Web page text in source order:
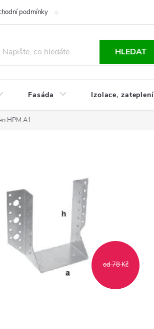
podmínky
HLEDAT
Fasáda Izolace, zateplení
HPM A1
od 78 Kč